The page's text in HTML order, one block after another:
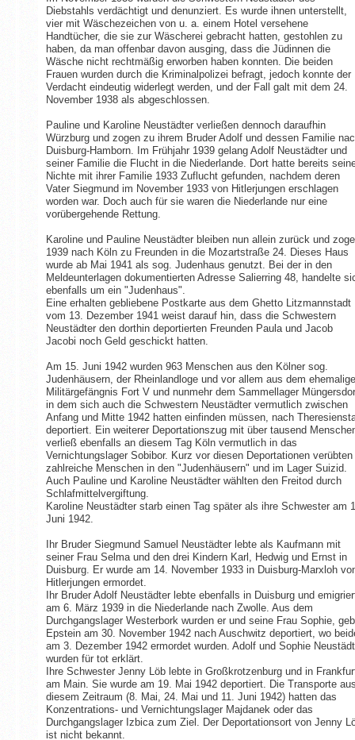
Diebstahls verdächtigt und denunziert. Es wurde ihnen unterstellt,
vier mit Wäschezeichen von u. a. einem Hotel versehene
Handtücher, die sie zur Wäscherei gebracht hatten, gestohlen zu
haben, da man offenbar davon ausging, dass die Jüdinnen die
Wäsche nicht rechtmäßig erworben haben konnten. Die beiden
Frauen wurden durch die Kriminalpolizei befragt, jedoch konnte der
Verdacht eindeutig widerlegt werden, und der Fall galt mit dem 24.
November 1938 als abgeschlossen.
Pauline und Karoline Neustädter verließen dennoch daraufhin
Würzburg und zogen zu ihrem Bruder Adolf und dessen Familie
Duisburg-Hamborn. Im Frühjahr 1939 gelang Adolf Neustädter und
seiner Familie die Flucht in die Niederlande. Dort hatte bereits
Nichte mit ihrer Familie 1933 Zuflucht gefunden, nachdem deren
Vater Siegmund im November 1933 von Hitlerjungen erschlagen
worden war. Doch auch für sie waren die Niederlande nur eine
vorübergehende Rettung.
Karoline und Pauline Neustädter bleiben nun allein zurück und
1939 nach Köln zu Freunden in die Mozartstraße 24. Dieses Haus
wurde ab Mai 1941 als sog. Judenhaus genutzt. Bei der in den
Meldeunterlagen dokumentierten Adresse Salierring 48, handelte
ebenfalls um ein "Judenhaus".
Eine erhalten gebliebene Postkarte aus dem Ghetto Litzmannstadt
vom 13. Dezember 1941 weist darauf hin, dass die Schwestern
Neustädter den dorthin deportierten Freunden Paula und Jacob
Jacobi noch Geld geschickt hatten.
Am 15. Juni 1942 wurden 963 Menschen aus den Kölner sog.
Judenhäusern, der Rheinlandloge und vor allem aus dem
Militärgefängnis Fort V und nunmehr dem Sammellager
in dem sich auch die Schwestern Neustädter vermutlich zwischen
Anfang und Mitte 1942 hatten einfinden müssen, nach
deportiert. Ein weiterer Deportationszug mit über tausend
verließ ebenfalls an diesem Tag Köln vermutlich in das
Vernichtungslager Sobibor. Kurz vor diesen Deportationen verübten
zahlreiche Menschen in den "Judenhäusern" und im Lager Suizid.
Auch Pauline und Karoline Neustädter wählten den Freitod durch
Schlafmittelvergiftung.
Karoline Neustädter starb einen Tag später als ihre Schwester am
Juni 1942.
Ihr Bruder Siegmund Samuel Neustädter lebte als Kaufmann mit
seiner Frau Selma und den drei Kindern Karl, Hedwig und Ernst in
Duisburg. Er wurde am 14. November 1933 in Duisburg-Marxloh
Hitlerjungen ermordet.
Ihr Bruder Adolf Neustädter lebte ebenfalls in Duisburg und
am 6. März 1939 in die Niederlande nach Zwolle. Aus dem
Durchgangslager Westerbork wurden er und seine Frau Sophie,
Epstein am 30. November 1942 nach Auschwitz deportiert, wo
am 3. Dezember 1942 ermordet wurden. Adolf und Sophie
wurden für tot erklärt.
Ihre Schwester Jenny Löb lebte in Großkrotzenburg und in
am Main. Sie wurde am 19. Mai 1942 deportiert. Die Transporte
diesem Zeitraum (8. Mai, 24. Mai und 11. Juni 1942) hatten das
Konzentrations- und Vernichtungslager Majdanek oder das
Durchgangslager Izbica zum Ziel. Der Deportationsort von Jenny
ist nicht bekannt.